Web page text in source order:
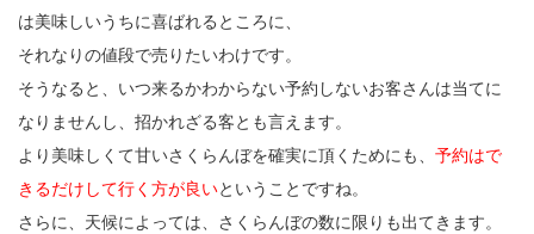
は美味しいうちに喜ばれるところに、
それなりの値段で売りたいわけです。
そうなると、いつ来るかわからない予約しないお客さんは当てに
なりませんし、招かれざる客とも言えます。
より美味しくて甘いさくらんぼを確実に頂くためにも、 予約はで
きるだけして行く方が良いということですね。
さらに、天候によっては、さくらんぼの数に限りも出てきます。